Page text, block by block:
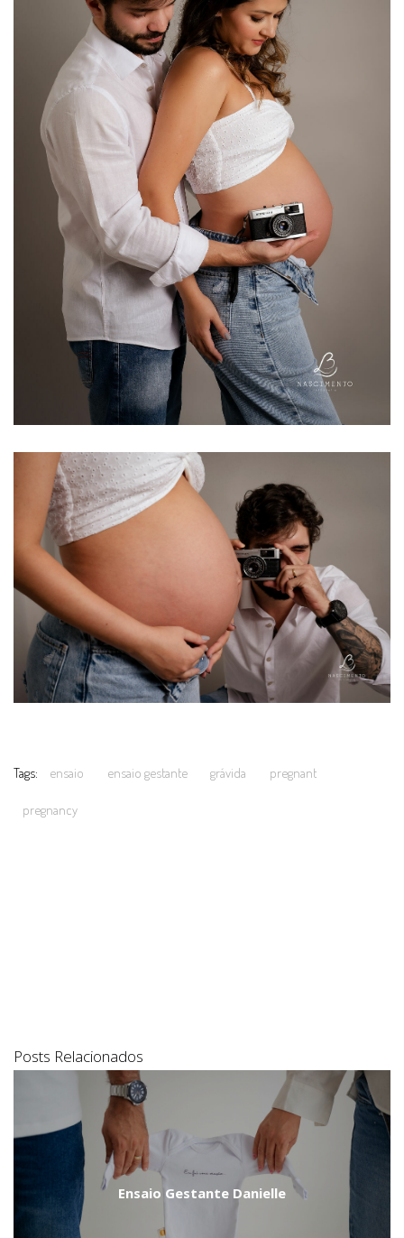
Tags: ensaio ensaio gestante grávida pregnant
pregnancy
Posts Relacionados
Ensaio Gestante Danielle